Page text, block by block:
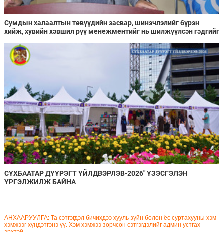
Сумдын халаалтын төвүүдийн засвар, шинэчлэлийг бүрэн
хийж, хувийн хэвшил рүү менежментийг нь шилжүүлсэн гэдгийг
СҮХБААТАР ДҮҮРЭГТ ҮЙЛДВЭРЛЭВ-2026" ҮЗЭСГЭЛЭН
ҮРГЭЛЖИЛЖ БАЙНА
АНХААРУУЛГА: Та сэтгэгдэл бичихдээ хууль зүйн болон ёс суртахууны хэм
хэмжээг хүндэтгэнэ үү. Хэм хэмжээ зөрчсөн сэтгэгдэлийг админ устгах